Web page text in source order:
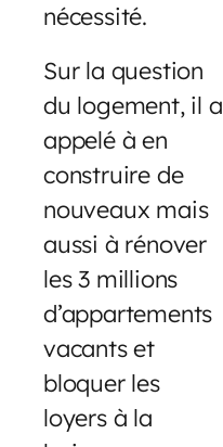
nécessité.
Sur la question
du logement, il a
appelé à en
construire de
nouveaux mais
aussi à rénover
les 3 millions
d’appartements
vacants et
bloquer les
loyers à la